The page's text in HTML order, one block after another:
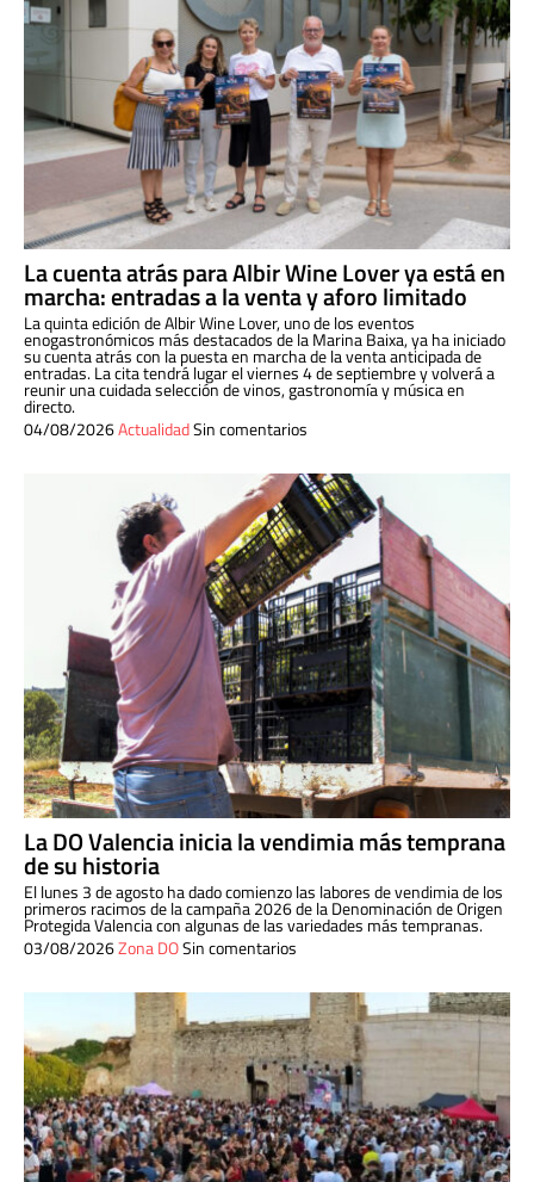
La cuenta atrás para Albir Wine Lover ya está en
marcha: entradas a la venta y aforo limitado
La quinta edición de Albir Wine Lover, uno de los eventos
enogastronómicos más destacados de la Marina Baixa, ya ha iniciado
su cuenta atrás con la puesta en marcha de la venta anticipada de
entradas. La cita tendrá lugar el viernes 4 de septiembre y volverá a
reunir una cuidada selección de vinos, gastronomía y música en
directo.
04/08/2026ActualidadSin comentarios
La DO Valencia inicia la vendimia más temprana
de su historia
El lunes 3 de agosto ha dado comienzo las labores de vendimia de los
primeros racimos de la campaña 2026 de la Denominación de Origen
Protegida Valencia con algunas de las variedades más tempranas.
03/08/2026Zona DOSin comentarios